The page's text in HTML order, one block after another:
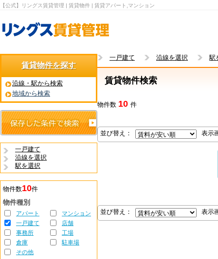
【公式】リングス賃貸管理 | 賃貸物件 | 賃貸アパート,マンション
賃貸物件を探す
沿線・駅から検索
地域から検索
一戸建て
沿線を選択
駅を選択
物件数10件
物件種別
アパート
マンション
一戸建て
店舗
事務所
工場
倉庫
駐車場
その他
一戸建て 沿線を選択 駅
賃貸物件検索
物件数 10 件
並び替え： 表示
並び替え： 表示